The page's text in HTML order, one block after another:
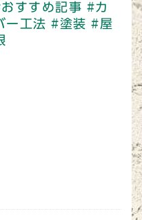
すすめ記事 #カ
ー工法 #塗装 #屋